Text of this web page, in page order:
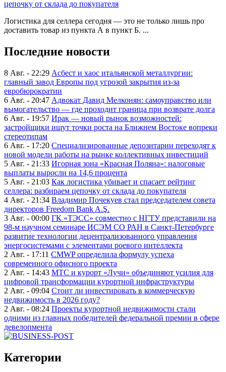
цепочку от склада до покупателя
Логистика для селлера сегодня — это не только лишь про
доставить товар из пункта А в пункт Б. ...
Последние новости
8 Авг. - 22:29 Асбест и хаос итальянской металлургии:
главный завод Европы под угрозой закрытия из-за
евробюрократии
6 Авг. - 20:47 Адвокат Давид Мелконян: самоуправство или
вымогательство — где проходит граница при возврате долга
6 Авг. - 19:57 Ирак — новый рынок возможностей:
застройщики ищут точки роста на Ближнем Востоке вопреки
стереотипам
6 Авг. - 17:20 Специализированные депозитарии переходят к
новой модели работы на рынке коллективных инвестиций
5 Авг. - 21:33 Игорная зона «Красная Поляна»: налоговые
выплаты выросли на 14,6 процента
5 Авг. - 21:03 Как логистика убивает и спасает рейтинг
селлера: разбираем цепочку от склада до покупателя
4 Авг. - 21:34 Владимир Почекуев стал председателем совета
директоров Freedom Bank A.Ş.
3 Авг. - 00:00 ГК «ТЭСС» совместно с НГТУ представили на
98-м научном семинаре ИСЭМ СО РАН в Санкт-Петербурге
развитие технологии децентрализованного управления
энергосистемами с элементами роевого интеллекта
2 Авг. - 17:11 CMWP определила формулу успеха
современного офисного проекта
2 Авг. - 14:43 МТС и курорт «Лучи» объединяют усилия для
цифровой трансформации курортной инфраструктуры
2 Авг. - 09:04 Стоит ли инвестировать в коммерческую
недвижимость в 2026 году?
2 Авг. - 08:24 Проекты курортной недвижимости стали
одними из главных победителей федеральной премии в сфере
девелопмента
Категории